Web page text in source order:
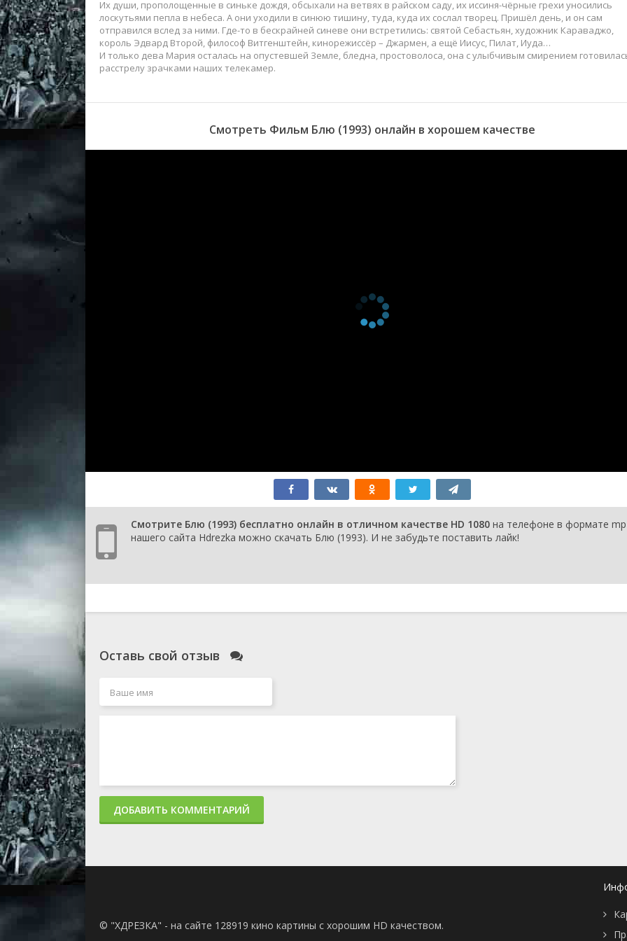
Их души, прополощенные в синьке дождя, обсыхали на ветвях в райском саду, их иссиня-чёрные грехи уносились
лоскутьями пепла в небеса. А они уходили в синюю тишину, туда, куда их сослал творец. Пришёл день, и он сам
отправился вслед за ними. Где-то в бескрайней синеве они встретились: святой Себастьян, художник Караваджо,
король Эдвард Второй, философ Витгенштейн, кинорежиссёр – Джармен, а ещё Иисус, Пилат, Иуда…
И только дева Мария осталась на опустевшей Земле, бледна, простоволоса, она с улыбчивым смирением
расстрелу зрачками наших телекамер.
Смотреть Фильм Блю (1993) онлайн в хорошем качестве
Смотрите Блю (1993) бесплатно онлайн в отличном качестве HD 1080 на телефоне в формате
нашего сайта Hdrezka можно скачать Блю (1993). И не забудьте поставить лайк!
Оставь свой отзыв
ДОБАВИТЬ КОММЕНТАРИЙ
© "ХДРЕЗКА" - на сайте 128919 кино картины с хорошим HD качеством.